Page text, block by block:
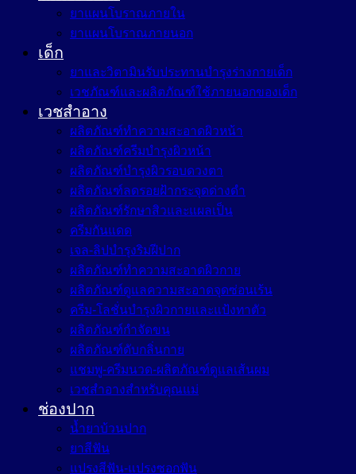
ยาแผนโบราณภายใน
ยาแผนโบราณภายนอก
เด็ก
ยาและวิตามินรับประทานบำรุงร่างกายเด็ก
เวชภัณฑ์และผลิตภัณฑ์ใช้ภายนอกของเด็ก
เวชสำอาง
ผลิตภัณฑ์ทำความสะอาดผิวหน้า
ผลิตภัณฑ์ครีมบำรุงผิวหน้า
ผลิตภัณฑ์บำรุงผิวรอบดวงตา
ผลิตภัณฑ์ลดรอยฝ้ากระจุดด่างดำ
ผลิตภัณฑ์รักษาสิวและแผลเป็น
ครีมกันแดด
เจล-ลิปบำรุงริมฝีปาก
ผลิตภัณฑ์ทำความสะอาดผิวกาย
ผลิตภัณฑ์ดูแลความสะอาดจุดซ่อนเร้น
ครีม-โลชั่นบำรุงผิวกายและแป้งทาตัว
ผลิตภัณฑ์กำจัดขน
ผลิตภัณฑ์ดับกลิ่นกาย
แชมพู-ครีมนวด-ผลิตภัณฑ์ดูแลเส้นผม
เวชสำอางสำหรับคุณแม่
ช่องปาก
น้ำยาบ้วนปาก
ยาสีฟัน
แปรงสีฟัน-แปรงซอกฟัน